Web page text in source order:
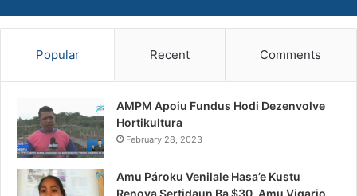
Popular Recent Comments
AMPM Apoiu Fundus Hodi Dezenvolve
Hortikultura
February 28, 2023
Amu Pároku Venilale Hasa’e Kustu
Renova Sertidaun Ba $30, Amu Vigario